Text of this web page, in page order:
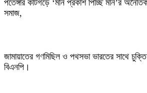
পতেঙ্গার কাটগড়ে ‘মনি প্রকাশ পিচ্ছি মনি’র
সমাজ,
জামায়াতের গণমিছিল ও পথসভা ভারতের সাথে
বিএনপি।